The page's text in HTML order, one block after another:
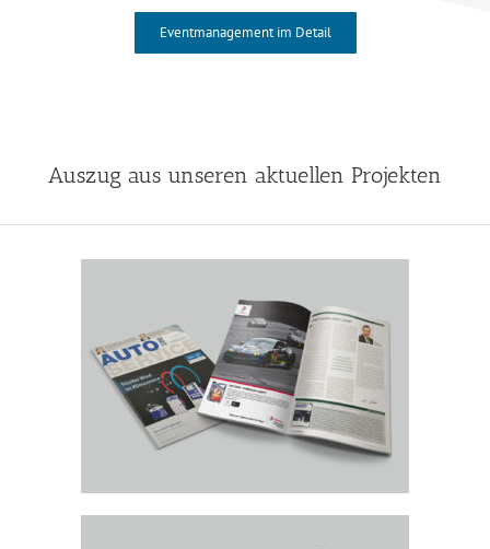
Eventmanagement im Detail
Auszug aus unseren aktuellen Projekten